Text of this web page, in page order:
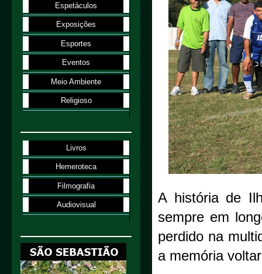
A história de
sempre em
perdido na
a memória
Espetáculos
Exposições
Esportes
Eventos
Meio Ambiente
Religioso
Livros
Hemeroteca
Filmografia
Audiovisual